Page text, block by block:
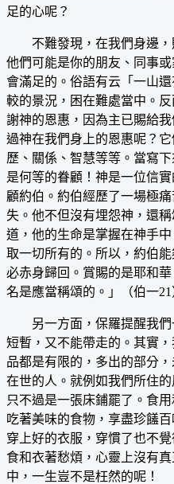
足的心呢？
不難發現，在我們身邊，
他們可能是你的朋友、同事
會滿足的。俗語有云「一山
較的景況，困在難處當中。
謝神的恩惠，因為主已賜給
過神在我們身上的恩惠呢？
歷、關係、智慧等等。當寫
是何等的眷顧！神是一位信
顧約伯。約伯經歷了一場極
失。他不但沒有埋怨神，還
道，他的生命是掌握在神手
取一切所有的。所以，約伯
必赤身歸回。賞賜的是耶和
名是應當稱頌的。」（伯一21
另一方面，保羅提醒我們
短暫，又不能帶走的。其實
品都是有限的，多出的部分
在世的人。就例如我們所住
只不過是一張床鋪罷了。食
吃著美味的食物，享盡珍饈
穿上好的衣服，穿慣了也不
食和衣著愁煩，心靈上沒有
中，一生豈不是枉然的呢！